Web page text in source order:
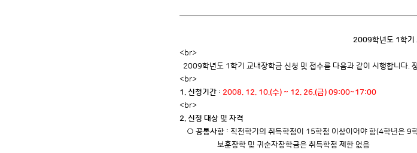
2009학년도 1학기
<br>
2009학년도 1학기 교내장학금 신청 및 접수를 다음과 같이 시행합니다.
<br>
1. 신청기간 : 2008. 12. 10.(수) ~ 12. 26.(금) 09:00~17:00
<br>
2. 신청 대상 및 자격
○ 공통사항 : 직전학기의 취득학점이 15학점 이상이어야 함(4학년은 9
보훈장학 및 귀순자장학금은 취득학점 제한 없음